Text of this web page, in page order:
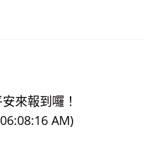
來報到囉！
AM)